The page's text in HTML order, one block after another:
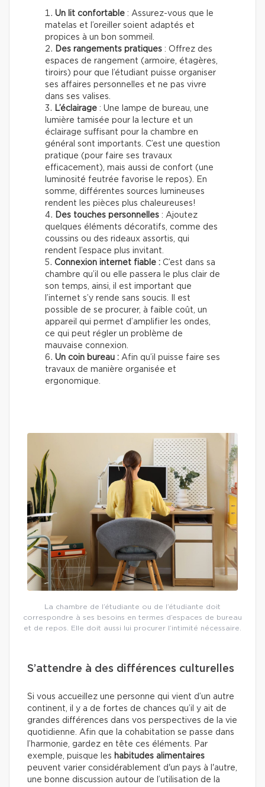
Un lit confortable : Assurez-vous que le
matelas et l’oreiller soient adaptés et
propices à un bon sommeil.
Des rangements pratiques : Offrez des
espaces de rangement (armoire, étagères,
tiroirs) pour que l’étudiant puisse organiser
ses affaires personnelles et ne pas vivre
dans ses valises.
L’éclairage : Une lampe de bureau, une
lumière tamisée pour la lecture et un
éclairage suffisant pour la chambre en
général sont importants. C’est une question
pratique (pour faire ses travaux
efficacement), mais aussi de confort (une
luminosité feutrée favorise le repos). En
somme, différentes sources lumineuses
rendent les pièces plus chaleureuses!
Des touches personnelles : Ajoutez
quelques éléments décoratifs, comme des
coussins ou des rideaux assortis, qui
rendent l’espace plus invitant.
Connexion internet fiable : C’est dans sa
chambre qu’il ou elle passera le plus clair de
son temps, ainsi, il est important que
l’internet s’y rende sans soucis. Il est
possible de se procurer, à faible coût, un
appareil qui permet d’amplifier les ondes,
ce qui peut régler un problème de
mauvaise connexion.
Un coin bureau : Afin qu’il puisse faire ses
travaux de manière organisée et
ergonomique.
La chambre de l’étudiante ou de l’étudiante doit
correspondre à ses besoins en termes d’espaces de bureau
et de repos. Elle doit aussi lui procurer l’intimité nécessaire.
S’attendre à des différences culturelles
Si vous accueillez une personne qui vient d’un autre
continent, il y a de fortes de chances qu’il y ait de
grandes différences dans vos perspectives de la vie
quotidienne. Afin que la cohabitation se passe dans
l’harmonie, gardez en tête ces éléments. Par
exemple, puisque les habitudes alimentaires
peuvent varier considérablement d'un pays à l'autre,
une bonne discussion autour de l’utilisation de la